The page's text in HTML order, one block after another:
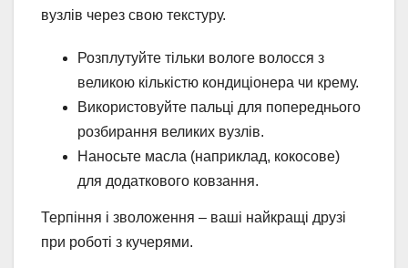
вузлів через свою текстуру.
Розплутуйте тільки вологе волосся з
великою кількістю кондиціонера чи крему.
Використовуйте пальці для попереднього
розбирання великих вузлів.
Наносьте масла (наприклад, кокосове)
для додаткового ковзання.
Терпіння і зволоження – ваші найкращі друзі
при роботі з кучерями.